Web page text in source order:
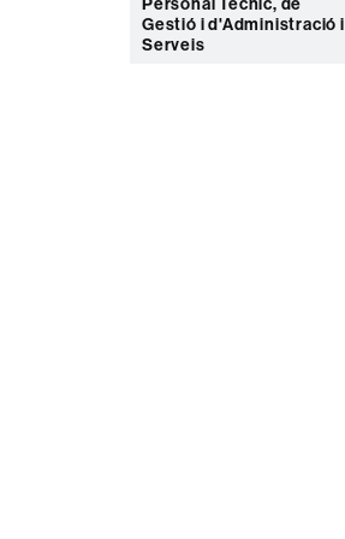
Personal Tècnic, de
Gestió i d'Administració i
Serveis